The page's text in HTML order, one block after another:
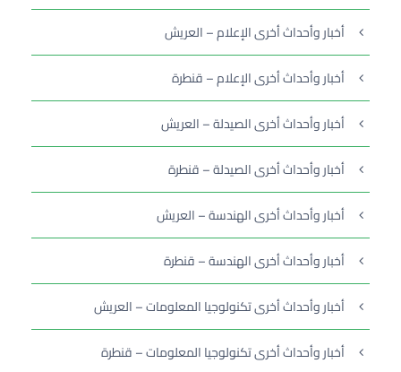
أخبار وأحداث أخرى الإعلام – العريش
أخبار وأحداث أخرى الإعلام – قنطرة
أخبار وأحداث أخرى الصيدلة – العريش
أخبار وأحداث أخرى الصيدلة – قنطرة
أخبار وأحداث أخرى الهندسة – العريش
أخبار وأحداث أخرى الهندسة – قنطرة
أخبار وأحداث أخرى تكنولوجيا المعلومات – العريش
أخبار وأحداث أخرى تكنولوجيا المعلومات – قنطرة